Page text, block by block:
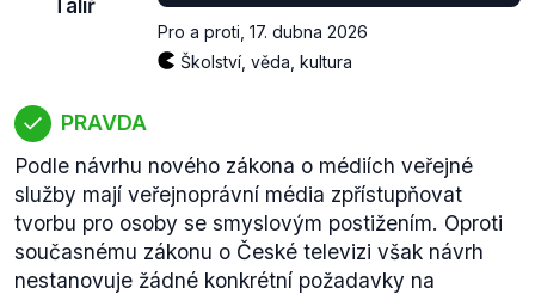
Pro a proti 17. dubna 2026
Školství, věda, kultura
PRAVDA
Podle návrhu nového zákona o médiích veřejné
služby mají veřejnoprávní média zpřístupňovat
tvorbu pro osoby se smyslovým postižením. Oproti
současnému zákonu o České televizi však návrh
nestanovuje žádné konkrétní požadavky na